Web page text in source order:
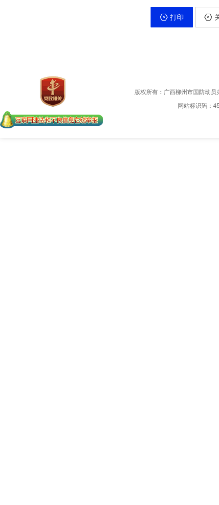
打印
版权所有：广西柳州市国防动
网站标识码：